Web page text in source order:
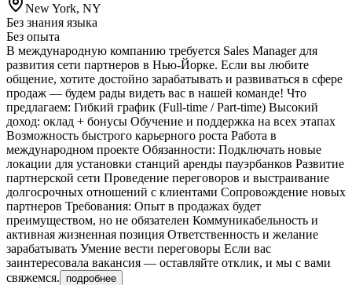
New York, NY
Без знания языка
Без опыта
В международную компанию требуется Sales Manager для
развития сети партнеров в Нью-Йорке. Если вы любите
общение, хотите достойно зарабатывать и развиваться в сфере
продаж — будем рады видеть вас в нашей команде! Что
предлагаем: Гибкий график (Full-time / Part-time) Высокий
доход: оклад + бонусы Обучение и поддержка на всех этапах
Возможность быстрого карьерного роста Работа в
международном проекте Обязанности: Подключать новые
локации для установки станций аренды пауэрбанков Развитие
партнерской сети Проведение переговоров и выстраивание
долгосрочных отношений с клиентами Сопровождение новых
партнеров Требования: Опыт в продажах будет
преимуществом, но не обязателен Коммуникабельность и
активная жизненная позиция Ответственность и желание
зарабатывать Умение вести переговоры Если вас
заинтересовала вакансия — оставляйте отклик, и мы с вами
свяжемся.
подробнее